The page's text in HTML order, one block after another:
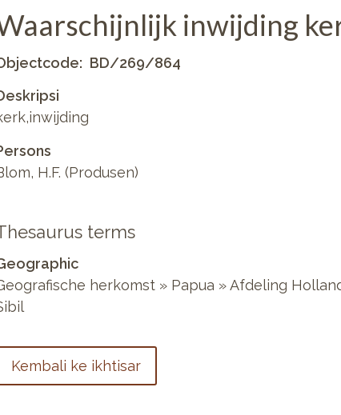
inwijding
BD/269/864
H.F. (Produsen)
terms
herkomst » Papua » Afdeling
Kembali ke ikhtisar